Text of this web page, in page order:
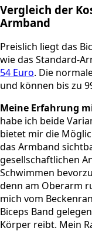
Vergleich der
Armband
Preislich liegt das
wie das Standard-
54 Euro. Die
und können bis zu
Meine Erfahrung
habe ich beide
bietet mir die
das Armband
gesellschaftlichen
Schwimmen
denn am Oberarm
mich vom
Biceps Band
Körper reibt. Mein